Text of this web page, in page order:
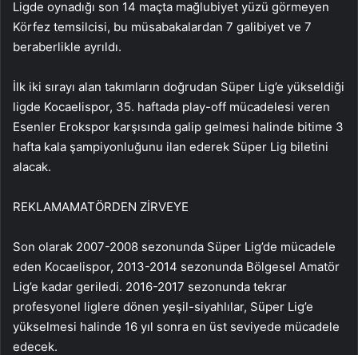
Ligde oynadığı son 14 maçta mağlubiyet yüzü görmeyen
Körfez temsilcisi, bu müsabakalardan 7 galibiyet ve 7
beraberlikle ayrıldı.
İlk iki sırayı alan takımların doğrudan Süper Lig’e yükseldiği
ligde Kocaelispor, 35. haftada play-off mücadelesi veren
Esenler Erokspor karşısında galip gelmesi halinde bitime 3
hafta kala şampiyonluğunu ilan ederek Süper Lig biletini
alacak.
REKLAMAMATÖRDEN ZİRVEYE
Son olarak 2007-2008 sezonunda Süper Lig’de mücadele
eden Kocaelispor, 2013-2014 sezonunda Bölgesel Amatör
Lig’e kadar geriledi. 2016-2017 sezonunda tekrar
profesyonel liglere dönen yeşil-siyahlılar, Süper Lig’e
yükselmesi halinde 16 yıl sonra en üst seviyede mücadele
edecek.